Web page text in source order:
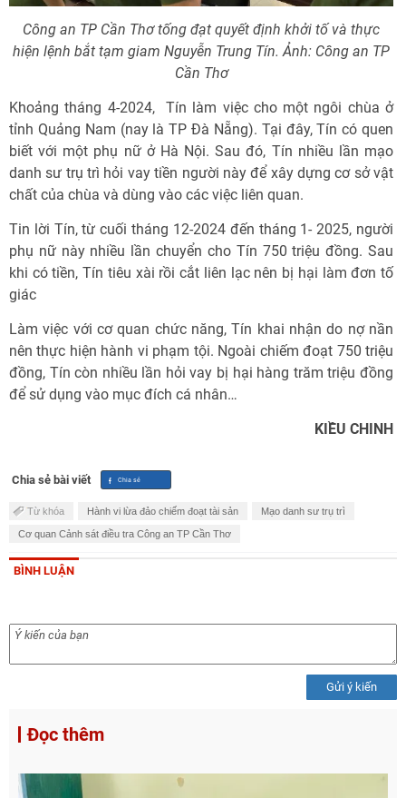
Công an TP Cần Thơ tống đạt quyết định khởi tố và thực
hiện lệnh bắt tạm giam Nguyễn Trung Tín. Ảnh: Công an TP
Cần Thơ
Khoảng tháng 4-2024, Tín làm việc cho một ngôi chùa ở
tỉnh Quảng Nam (nay là TP Đà Nẵng). Tại đây, Tín có quen
biết với một phụ nữ ở Hà Nội. Sau đó, Tín nhiều lần mạo
danh sư trụ trì hỏi vay tiền người này để xây dựng cơ sở vật
chất của chùa và dùng vào các việc liên quan.
Tin lời Tín, từ cuối tháng 12-2024 đến tháng 1- 2025, người
phụ nữ này nhiều lần chuyển cho Tín 750 triệu đồng. Sau
khi có tiền, Tín tiêu xài rồi cắt liên lạc nên bị hại làm đơn tố
giác
Làm việc với cơ quan chức năng, Tín khai nhận do nợ nần
nên thực hiện hành vi phạm tội. Ngoài chiếm đoạt 750 triệu
đồng, Tín còn nhiều lần hỏi vay bị hại hàng trăm triệu đồng
để sử dụng vào mục đích cá nhân…
KIỀU CHINH
Chia sẻ bài viết
Từ khóa Hành vi lừa đảo chiếm đoạt tài sản Mạo danh sư trụ trì
Cơ quan Cảnh sát điều tra Công an TP Cần Thơ
BÌNH LUẬN
Gửi ý kiến
Đọc thêm